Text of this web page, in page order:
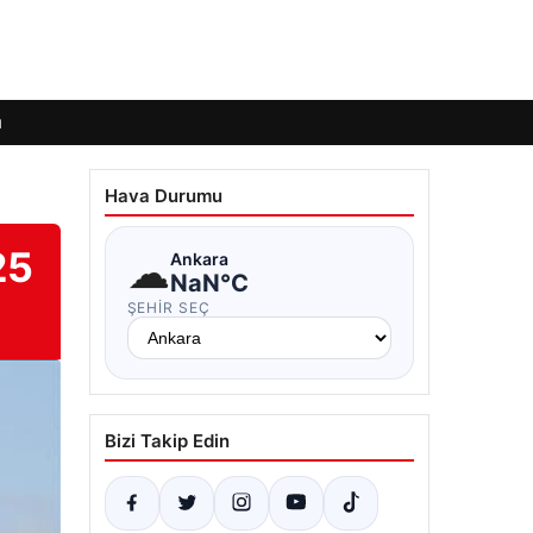
Hava Durumu
☁Ankara
NaN°C
ŞEHIR SEÇ
Bizi Takip Edin